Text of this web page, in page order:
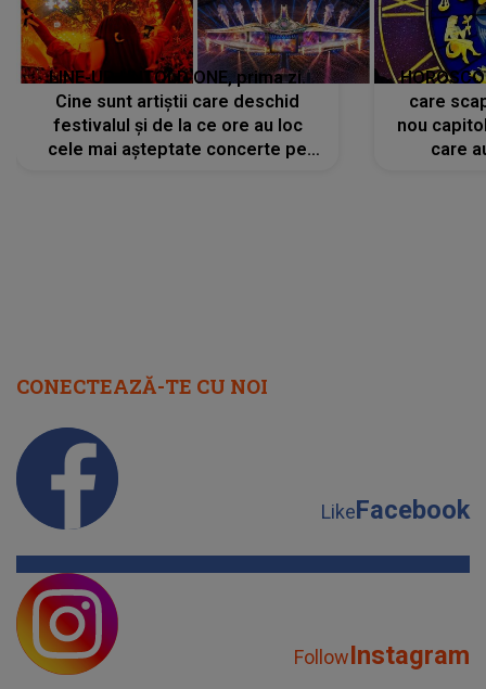
LINE-UP UNTOLD ONE, prima zi.
Cine sunt artiștii care deschid
festivalul și de la ce ore au loc
cele mai așteptate concerte pe
care
nou
care
CONECTEAZĂ-TE CU NOI
LikeFacebook
FollowInstagram